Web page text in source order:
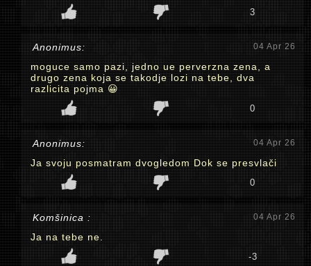
3
Anonimus: 04 Apr 26
moguce samo pazi, jedno ue perverzna zena, a
drugo zena koja se takodje lozi na tebe, dva
razlicita pojma 😀
0
Anonimus: 04 Apr 26
Ja svoju posmatram dvogledom Dok se presvlači
0
Komšinica : 04 Apr 26
Ja na tebe ne.
-3